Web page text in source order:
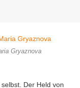
Gryaznova
Der Held von